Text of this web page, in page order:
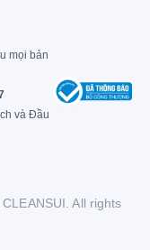
nước lắp
2 phần: phần vòi
đổi ion, lớp than
mọi bản
và Đầu
All rights